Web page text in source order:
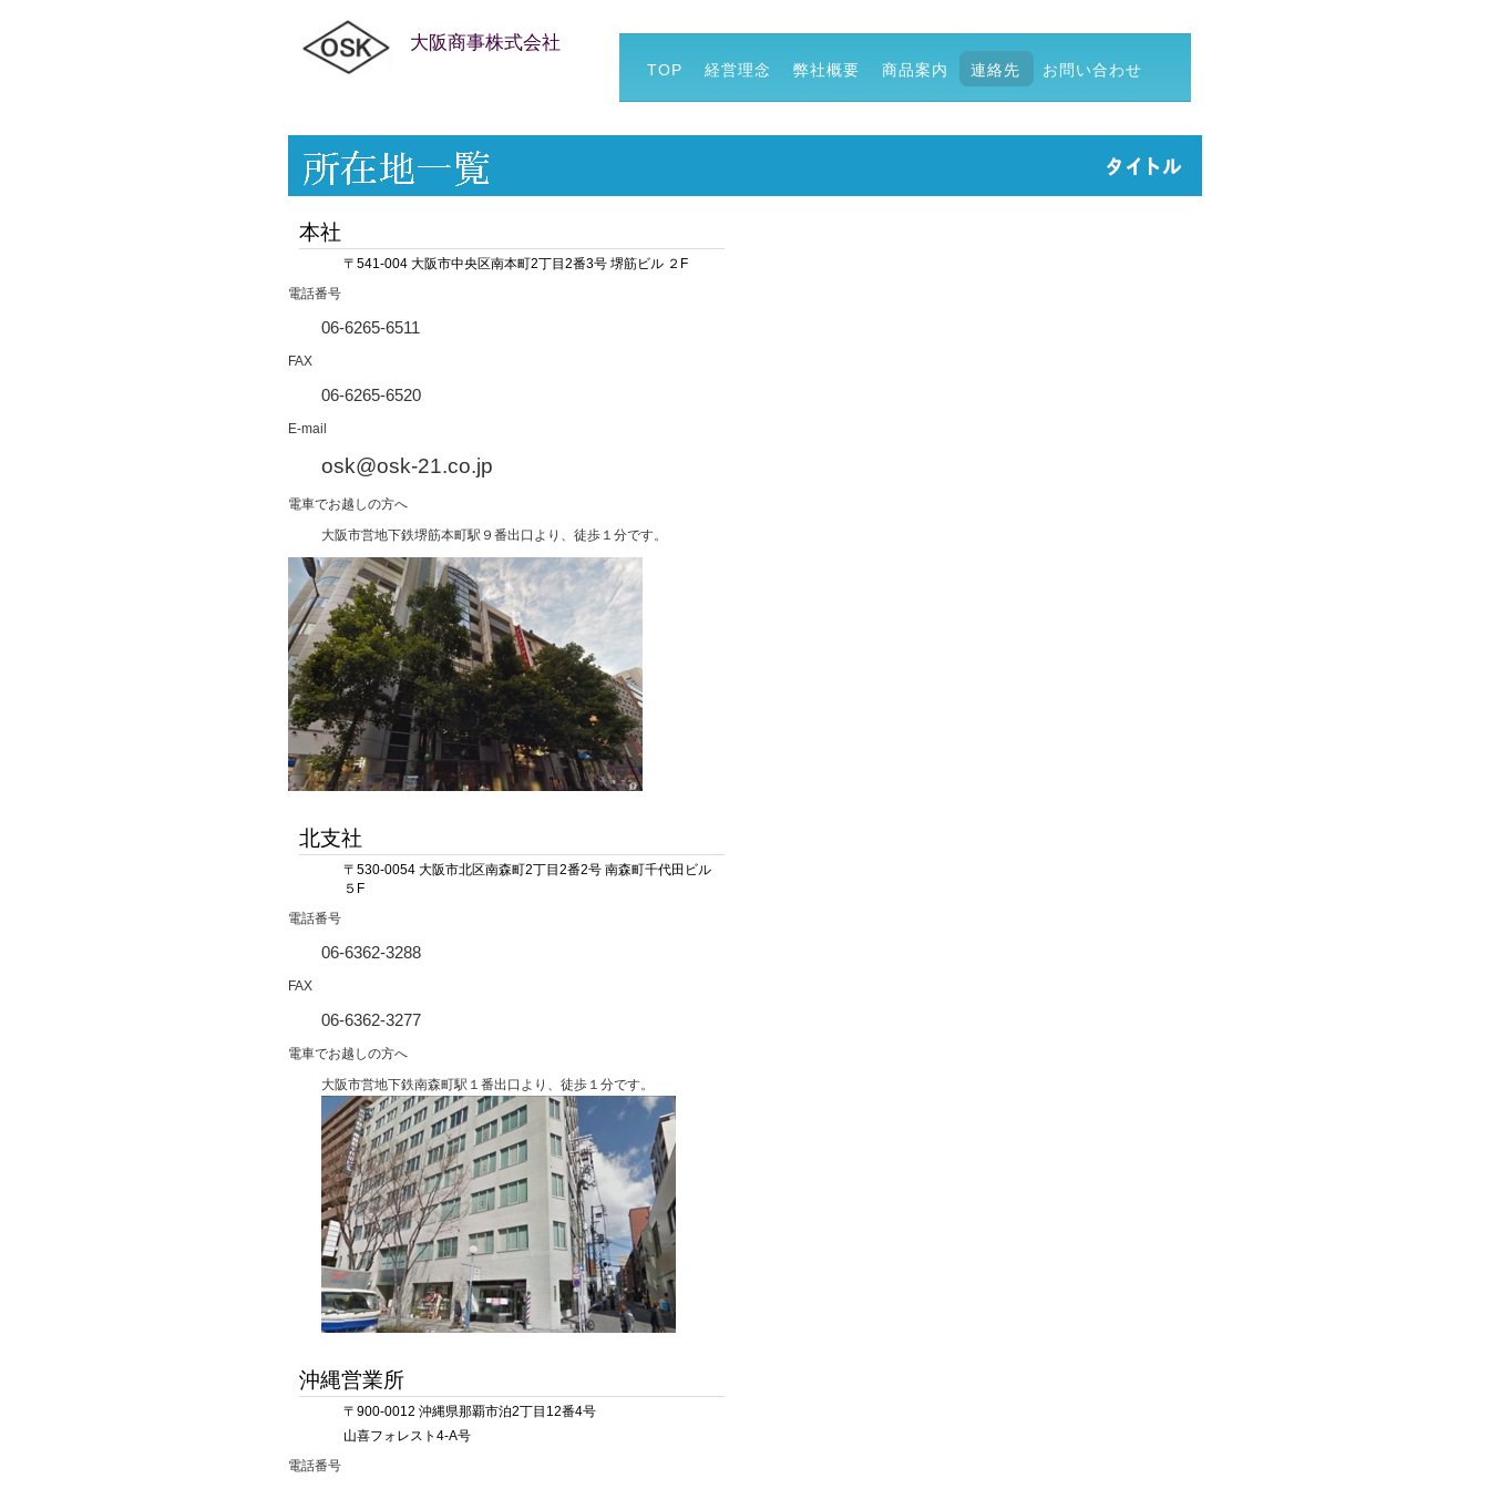
大阪商事株式会社
TOP 経営理念 弊社概要 商品案内 連絡先 お問い合わせ
本社
〒541-004 大阪市中央区南本町2丁目2番3号 堺筋ビル ２F
電話番号
06-6265-6511
FAX
06-6265-6520
E-mail
osk@osk-21.co.jp
電車でお越しの方へ
大阪市営地下鉄堺筋本町駅９番出口より、徒歩１分です。
北支社
〒530-0054 大阪市北区南森町2丁目2番2号 南森町千代田ビル
５F
電話番号
06-6362-3288
FAX
06-6362-3277
電車でお越しの方へ
大阪市営地下鉄南森町駅１番出口より、徒歩１分です。
沖縄営業所
〒900-0012 沖縄県那覇市泊2丁目12番4号
山喜フォレスト4-A号
電話番号